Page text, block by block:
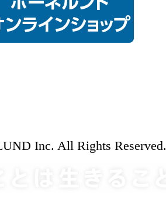
Inc. All Rights Reserved.